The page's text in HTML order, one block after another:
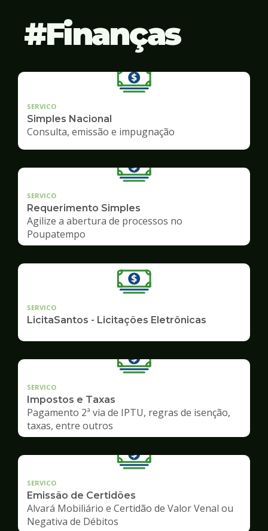
Finanças
SERVICO
Simples Nacional
Consulta, emissão e impugnação
SERVICO
Requerimento Simples
Agilize a abertura de processos no
Poupatempo
SERVICO
LicitaSantos - Licitações Eletrônicas
SERVICO
Impostos e Taxas
Pagamento 2ª via de IPTU, regras de isenção,
taxas, entre outros
SERVICO
Emissão de Certidões
Alvará Mobiliário e Certidão de Valor Venal ou
Negativa de Débitos